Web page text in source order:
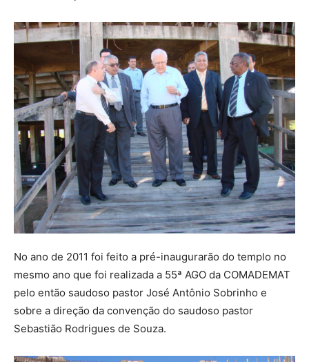
No ano de 2011 foi feito a pré-inaugurarão do templo no
mesmo ano que foi realizada a 55ª AGO da COMADEMAT
pelo então saudoso pastor José Antônio Sobrinho e
sobre a direção da convenção do saudoso pastor
Sebastião Rodrigues de Souza.